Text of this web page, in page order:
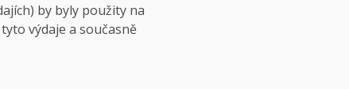
by byly použity na
výdaje a současně